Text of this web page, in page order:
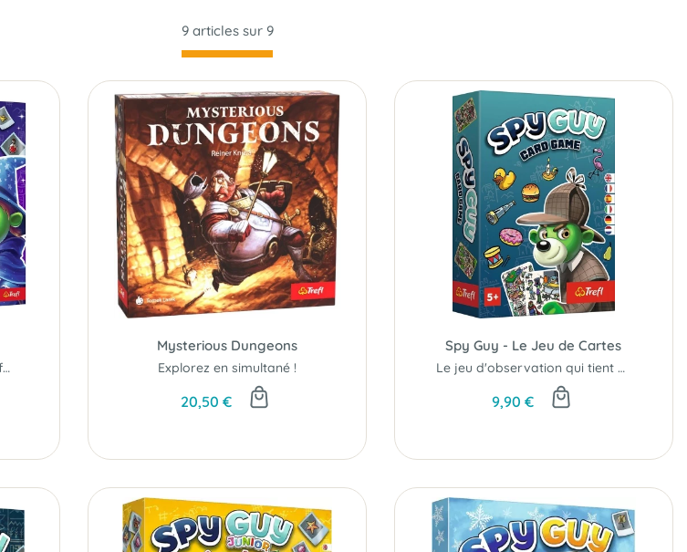
9 articles sur 9
Embarquez pour un voyage fantastique !
Mysterious Dungeons
Explorez en simultané !
20,50 €
Spy Guy - Le Jeu de Cartes
Le jeu d'observation qui tient dans la poche...
9,90 €